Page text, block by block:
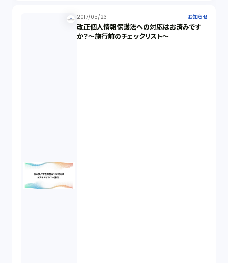
2017/05/23 お知らせ
改正個人情報保護法への対応はお済みです
か？～施行前のチェックリスト～